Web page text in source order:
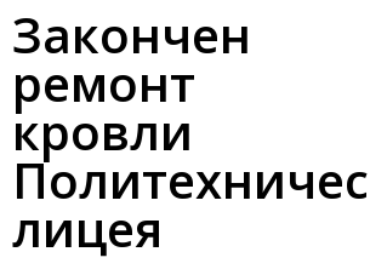
здесь
Закончен
ремонт
кровли
лицея